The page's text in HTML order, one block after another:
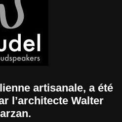
artisanale, a été
l’architecte Walter